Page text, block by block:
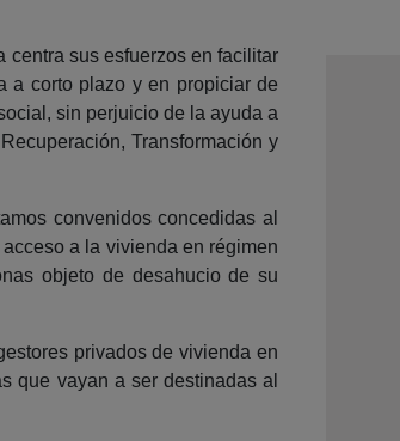
centra sus esfuerzos en facilitar
a corto plazo y en propiciar de
sin perjuicio de la ayuda a
Transformación y
convenidos concedidas al
a la vivienda en régimen
objeto de desahucio de su
privados de vivienda en
que vayan a ser destinadas al